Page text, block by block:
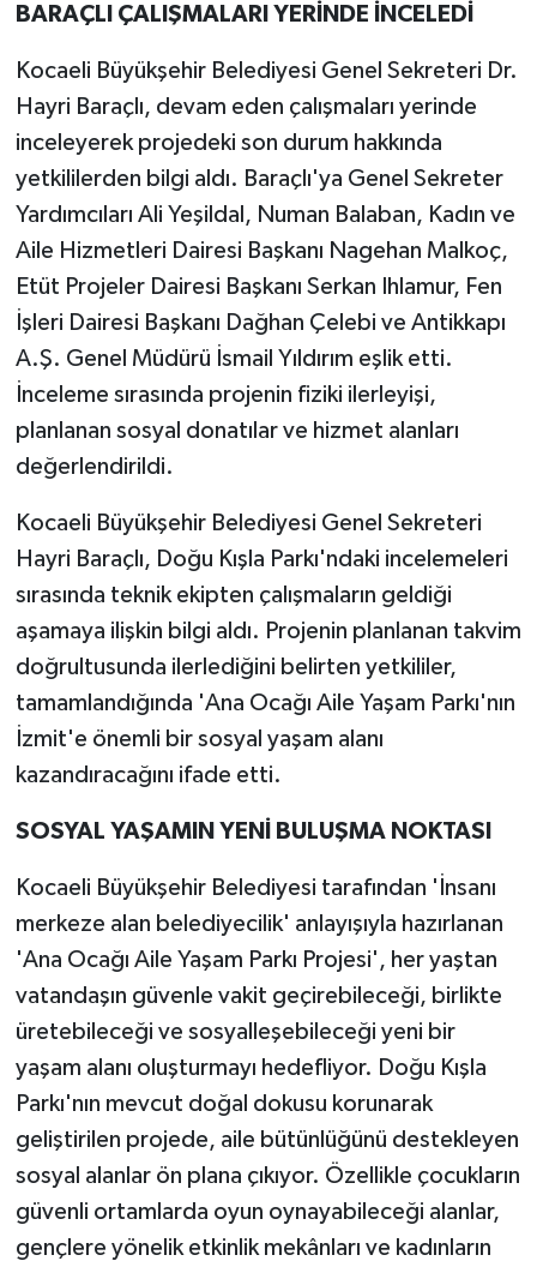
BARAÇLI ÇALIŞMALARI YERİNDE İNCELEDİ
Kocaeli Büyükşehir Belediyesi Genel Sekreteri Dr.
Hayri Baraçlı, devam eden çalışmaları yerinde
inceleyerek projedeki son durum hakkında
yetkililerden bilgi aldı. Baraçlı'ya Genel Sekreter
Yardımcıları Ali Yeşildal, Numan Balaban, Kadın ve
Aile Hizmetleri Dairesi Başkanı Nagehan Malkoç,
Etüt Projeler Dairesi Başkanı Serkan Ihlamur, Fen
İşleri Dairesi Başkanı Dağhan Çelebi ve Antikkapı
A.Ş. Genel Müdürü İsmail Yıldırım eşlik etti.
İnceleme sırasında projenin fiziki ilerleyişi,
planlanan sosyal donatılar ve hizmet alanları
değerlendirildi.
Kocaeli Büyükşehir Belediyesi Genel Sekreteri
Hayri Baraçlı, Doğu Kışla Parkı'ndaki incelemeleri
sırasında teknik ekipten çalışmaların geldiği
aşamaya ilişkin bilgi aldı. Projenin planlanan takvim
doğrultusunda ilerlediğini belirten yetkililer,
tamamlandığında 'Ana Ocağı Aile Yaşam Parkı'nın
İzmit'e önemli bir sosyal yaşam alanı
kazandıracağını ifade etti.
SOSYAL YAŞAMIN YENİ BULUŞMA NOKTASI
Kocaeli Büyükşehir Belediyesi tarafından 'İnsanı
merkeze alan belediyecilik' anlayışıyla hazırlanan
'Ana Ocağı Aile Yaşam Parkı Projesi', her yaştan
vatandaşın güvenle vakit geçirebileceği, birlikte
üretebileceği ve sosyalleşebileceği yeni bir
yaşam alanı oluşturmayı hedefliyor. Doğu Kışla
Parkı'nın mevcut doğal dokusu korunarak
geliştirilen projede, aile bütünlüğünü destekleyen
sosyal alanlar ön plana çıkıyor. Özellikle çocukların
güvenli ortamlarda oyun oynayabileceği alanlar,
gençlere yönelik etkinlik mekânları ve kadınların